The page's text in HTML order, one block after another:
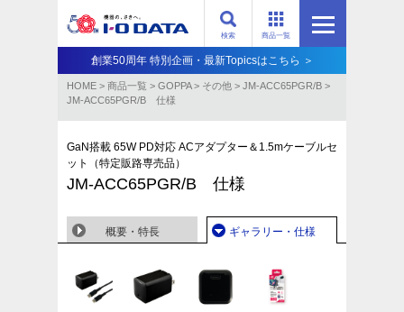
商品一覧
検索
創業50周年 特別企画・最新Topicsはこちら ＞
HOME > 商品一覧 > GOPPA> その他 > JM-ACC65PGR/B >
JM-ACC65PGR/B 仕様
GaN搭載 65W PD対応 ACアダプター＆1.5mケーブルセ
ット（特定販路専売品）
JM-ACC65PGR/B 仕様
概要・特長 ギャラリー・仕様